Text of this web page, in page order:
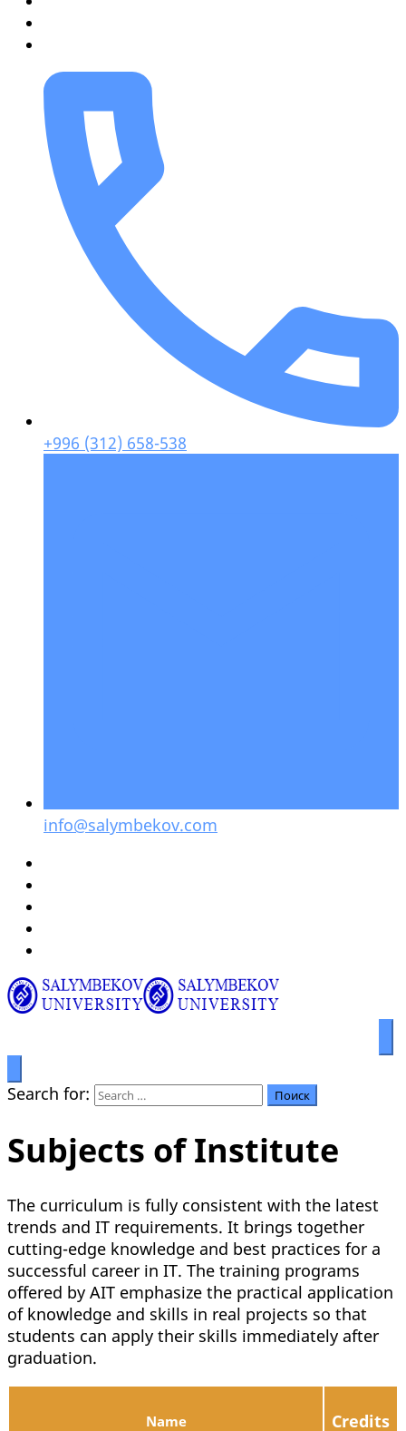
+996 (312) 658-538
info@salymbekov.com
Search for:
Subjects of Institute
The curriculum is fully consistent with the latest
trends and IT requirements. It brings together
cutting-edge knowledge and best practices for a
successful career in IT. The training programs
offered by AIT emphasize the practical application
of knowledge and skills in real projects so that
students can apply their skills immediately after
graduation.
Name Credits